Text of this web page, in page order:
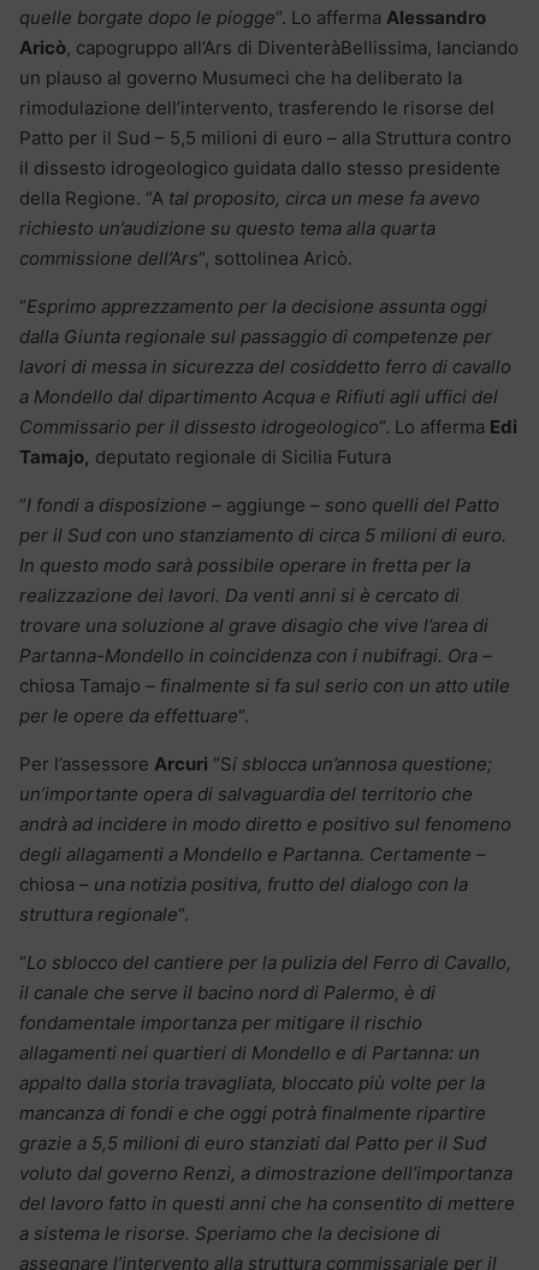
quelle borgate dopo le piogge“. Lo afferma Alessandro
Aricò, capogruppo all’Ars di DiventeràBellissima, lanciando
un plauso al governo Musumeci che ha deliberato la
rimodulazione dell’intervento, trasferendo le risorse del
Patto per il Sud – 5,5 milioni di euro – alla Struttura contro
il dissesto idrogeologico guidata dallo stesso presidente
della Regione. “A tal proposito, circa un mese fa avevo
richiesto un’audizione su questo tema alla quarta
commissione dell’Ars“, sottolinea Aricò.
“Esprimo apprezzamento per la decisione assunta oggi
dalla Giunta regionale sul passaggio di competenze per
lavori di messa in sicurezza del cosiddetto ferro di cavallo
a Mondello dal dipartimento Acqua e Rifiuti agli uffici del
Commissario per il dissesto idrogeologico“. Lo afferma Edi
Tamajo, deputato regionale di Sicilia Futura
“I fondi a disposizione – aggiunge – sono quelli del Patto
per il Sud con uno stanziamento di circa 5 milioni di euro.
In questo modo sarà possibile operare in fretta per la
realizzazione dei lavori. Da venti anni si è cercato di
trovare una soluzione al grave disagio che vive l’area di
Partanna-Mondello in coincidenza con i nubifragi. Ora –
chiosa Tamajo – finalmente si fa sul serio con un atto utile
per le opere da effettuare“.
Per l’assessore Arcuri “Si sblocca un’annosa questione;
un’importante opera di salvaguardia del territorio che
andrà ad incidere in modo diretto e positivo sul fenomeno
degli allagamenti a Mondello e Partanna. Certamente –
chiosa – una notizia positiva, frutto del dialogo con la
struttura regionale“.
“Lo sblocco del cantiere per la pulizia del Ferro di Cavallo,
il canale che serve il bacino nord di Palermo, è di
fondamentale importanza per mitigare il rischio
allagamenti nei quartieri di Mondello e di Partanna: un
appalto dalla storia travagliata, bloccato più volte per la
mancanza di fondi e che oggi potrà finalmente ripartire
grazie a 5,5 milioni di euro stanziati dal Patto per il Sud
voluto dal governo Renzi, a dimostrazione dell’importanza
del lavoro fatto in questi anni che ha consentito di mettere
a sistema le risorse. Speriamo che la decisione di
assegnare l’intervento alla struttura commissariale per il